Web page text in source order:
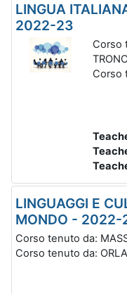
LINGUA
2022-23
Corso
Corso
LINGUAGGI E
MONDO - 2022-
Corso tenuto da:
Corso tenuto da: